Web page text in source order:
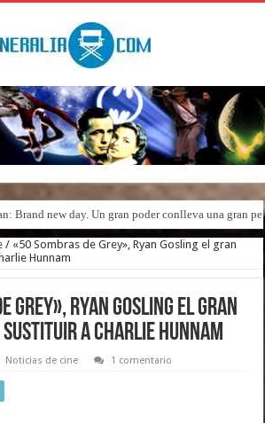
Brand new day. Un gran poder conlleva una gran
/ «50 Sombras de Grey», Ryan Gosling el gran
Hunnam
Grey», Ryan Gosling el gran
a Charlie Hunnam
Noticias de cine 1 comentario